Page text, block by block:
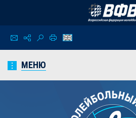
МЕНЮ